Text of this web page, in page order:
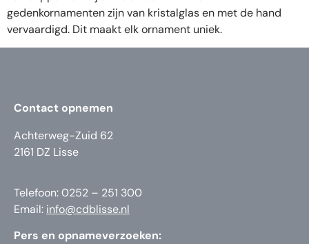
gedenkornamenten zijn van kristalglas en met de hand
vervaardigd. Dit maakt elk ornament uniek.
Contact opnemen
Achterweg-Zuid 62
2161 DZ Lisse
Telefoon: 0252 – 251 300
Email: info@cdblisse.nl
Pers en opnameverzoeken: